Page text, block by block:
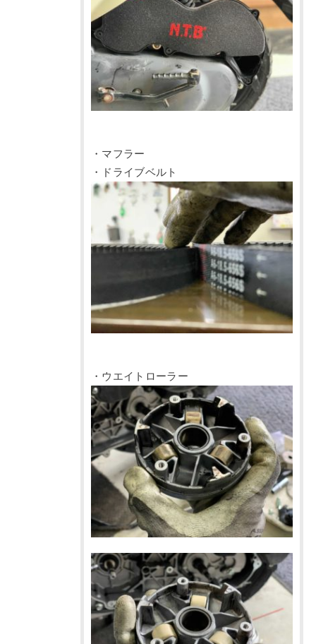
・マフラー
・ドライブベルト
・ウエイトローラー